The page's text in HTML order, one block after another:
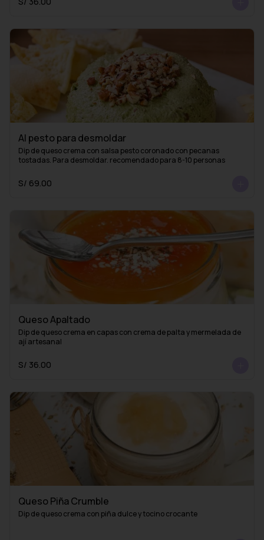
Al pesto para desmoldar
Dip de queso crema con salsa pesto coronado con pecanas
tostadas. Para desmoldar. recomendado para 8-10 personas
S/ 69.00
Queso Apaltado
Dip de queso crema en capas con crema de palta y mermelada de
ají artesanal
S/ 36.00
Queso Piña Crumble
Dip de queso crema con piña dulce y tocino crocante